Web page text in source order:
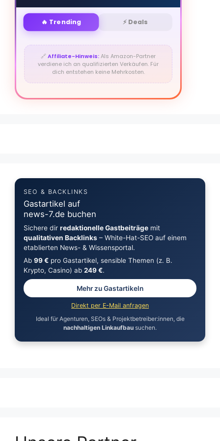
🔥 Trending ⚡ Deals
🔗Affiliate-Hinweis:Als Amazon-Partner
verdiene ich an qualifizierten Verkäufen. Für
dich entstehen keine Mehrkosten.
SEO & BACKLINKS
Gastartikel auf
news-7.de buchen
Sichere dir redaktionelle Gastbeiträgemit
qualitativen Backlinks– White-Hat-SEO auf einem
etablierten News- & Wissensportal.
Ab 99 €pro Gastartikel, sensible Themen (z. B.
Krypto, Casino) ab 249 €.
Mehr zu Gastartikeln
Direkt per E-Mail anfragen
Ideal für Agenturen, SEOs & Projektbetreiber:innen, die
nachhaltigen Linkaufbau suchen.